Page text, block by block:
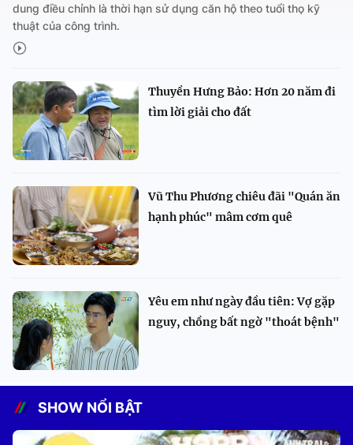
dung điều chỉnh là thời hạn sử dụng căn hộ theo tuổi thọ kỹ
thuật của công trình.
Thuyền Hưng Bảo: Hơn 20 năm đi
tìm lời giải cho đất
Vũ Thu Phương chiêu đãi "Quán ăn
hạnh phúc" mâm cơm quê
Yêu em như ngày đầu tiên: Vợ gặp
nguy, chồng bất ngờ "thoát bệnh"
SHOW NỔI BẬT